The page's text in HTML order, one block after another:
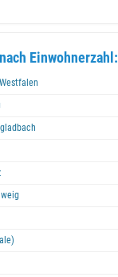
Einwohnerzahl: